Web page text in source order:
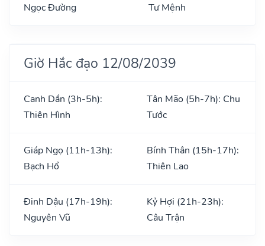
Ngọc Đường
Tư Mệnh
Giờ Hắc đạo 12/08/2039
Canh Dần (3h-5h):
Thiên Hình
Tân Mão (5h-7h): Chu
Tước
Giáp Ngọ (11h-13h):
Bạch Hổ
Bính Thân (15h-17h):
Thiên Lao
Đinh Dậu (17h-19h):
Nguyên Vũ
Kỷ Hợi (21h-23h):
Câu Trận